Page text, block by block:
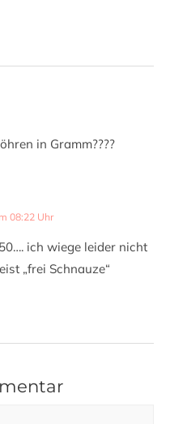
in Gramm????
08:22 Uhr
ich wiege leider nicht
„frei Schnauze“